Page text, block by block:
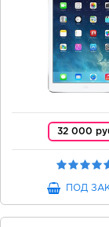
32 000
ПОД